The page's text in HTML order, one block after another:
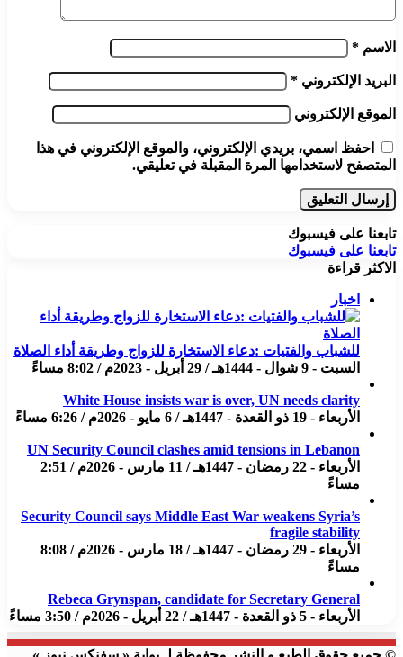
الاسم *
البريد الإلكتروني *
الموقع الإلكتروني
احفظ اسمي، بريدي الإلكتروني، والموقع الإلكتروني في هذا
المتصفح لاستخدامها المرة المقبلة في تعليقي.
تابعنا على فيسبوك
تابعنا على فيسبوك
الاكثر قراءة
اخبار
للشباب والفتيات :دعاء الاستخارة للزواج وطريقة أداء الصلاة
السبت - 9 شوال - 1444هـ / 29 أبريل - 2023م / 8:02 مساءً
White House insists war is over, UN needs clarity
الأربعاء - 19 ذو القعدة - 1447هـ / 6 مايو - 2026م / 6:26 مساءً
UN Security Council clashes amid tensions in Lebanon
الأربعاء - 22 رمضان - 1447هـ / 11 مارس - 2026م / 2:51
مساءً
Security Council says Middle East War weakens Syria’s
fragile stability
الأربعاء - 29 رمضان - 1447هـ / 18 مارس - 2026م / 8:08
مساءً
Rebeca Grynspan, candidate for Secretary General
الأربعاء - 5 ذو القعدة - 1447هـ / 22 أبريل - 2026م / 3:50 مساءً